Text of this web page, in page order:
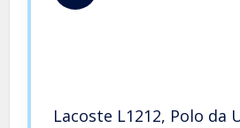
Lacoste L1212, Polo da